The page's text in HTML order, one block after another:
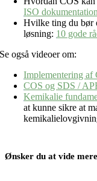
ISO
Hvilke ting du bør
løsning: 10 gode
Se også videoer om:
Implementering af
COS og SDS /
Kemikalie
at kunne sikre at
Ønsker du at vide